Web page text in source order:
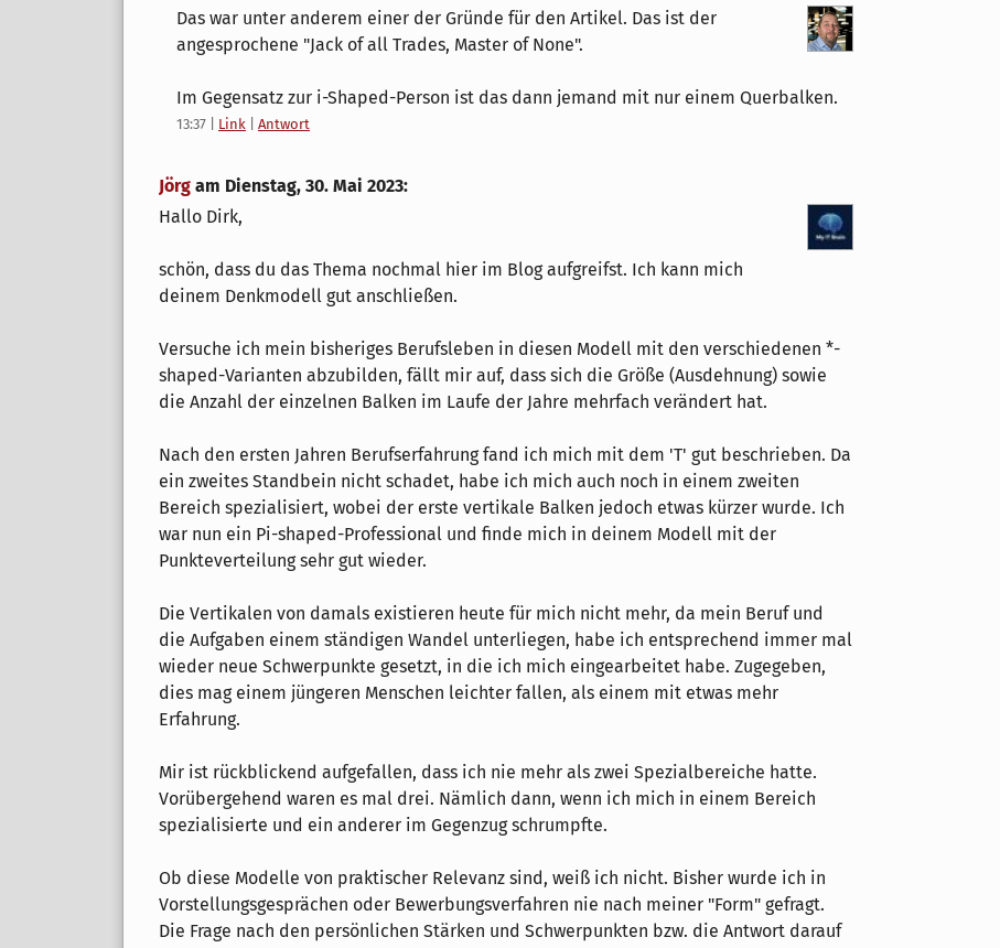
Das war unter anderem einer der Gründe für den Artikel. Das ist der
angesprochene "Jack of all Trades, Master of None".
Im Gegensatz zur i-Shaped-Person ist das dann jemand mit nur einem Querbalken.
13:37 Link Antwort
Jörg am Dienstag, 30. Mai 2023:
Hallo Dirk,
schön, dass du das Thema nochmal hier im Blog aufgreifst. Ich kann mich
deinem Denkmodell gut anschließen.
Versuche ich mein bisheriges Berufsleben in diesen Modell mit den verschiedenen *-
shaped-Varianten abzubilden, fällt mir auf, dass sich die Größe (Ausdehnung) sowie
die Anzahl der einzelnen Balken im Laufe der Jahre mehrfach verändert hat.
Nach den ersten Jahren Berufserfahrung fand ich mich mit dem 'T' gut beschrieben. Da
ein zweites Standbein nicht schadet, habe ich mich auch noch in einem zweiten
Bereich spezialisiert, wobei der erste vertikale Balken jedoch etwas kürzer wurde. Ich
war nun ein Pi-shaped-Professional und finde mich in deinem Modell mit der
Punkteverteilung sehr gut wieder.
Die Vertikalen von damals existieren heute für mich nicht mehr, da mein Beruf und
die Aufgaben einem ständigen Wandel unterliegen, habe ich entsprechend immer mal
wieder neue Schwerpunkte gesetzt, in die ich mich eingearbeitet habe. Zugegeben,
dies mag einem jüngeren Menschen leichter fallen, als einem mit etwas mehr
Erfahrung.
Mir ist rückblickend aufgefallen, dass ich nie mehr als zwei Spezialbereiche hatte.
Vorübergehend waren es mal drei. Nämlich dann, wenn ich mich in einem Bereich
spezialisierte und ein anderer im Gegenzug schrumpfte.
Ob diese Modelle von praktischer Relevanz sind, weiß ich nicht. Bisher wurde ich in
Vorstellungsgesprächen oder Bewerbungsverfahren nie nach meiner "Form" gefragt.
Die Frage nach den persönlichen Stärken und Schwerpunkten bzw. die Antwort darauf